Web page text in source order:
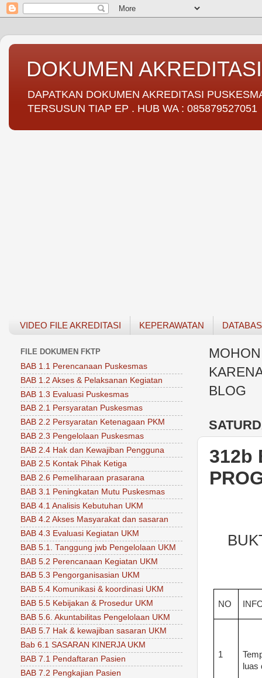
DOKUMEN
DAPATKAN DOKUMEN AKREDITASI
TERSUSUN TIAP EP . HUB WA : 085879527051
VIDEO FILE AKREDITASI KEPERAWATAN
BLOG
312b
NO
1
luas
FILE DOKUMEN FKTP
BAB 1.1 Perencanaan Puskesmas
BAB 1.2 Akses & Pelaksanan Kegiatan
BAB 1.3 Evaluasi Puskesmas
BAB 2.1 Persyaratan Puskesmas
BAB 2.2 Persyaratan Ketenagaan PKM
BAB 2.3 Pengelolaan Puskesmas
BAB 2.4 Hak dan Kewajiban Pengguna
BAB 2.5 Kontak Pihak Ketiga
BAB 2.6 Pemeliharaan prasarana
BAB 3.1 Peningkatan Mutu Puskesmas
BAB 4.1 Analisis Kebutuhan UKM
BAB 4.2 Akses Masyarakat dan sasaran
BAB 4.3 Evaluasi Kegiatan UKM
BAB 5.1. Tanggung jwb Pengelolaan UKM
BAB 5.2 Perencanaan Kegiatan UKM
BAB 5.3 Pengorganisasian UKM
BAB 5.4 Komunikasi & koordinasi UKM
BAB 5.5 Kebijakan & Prosedur UKM
BAB 5.6. Akuntabilitas Pengelolaan UKM
BAB 5.7 Hak & kewajiban sasaran UKM
Bab 6.1 SASARAN KINERJA UKM
BAB 7.1 Pendaftaran Pasien
BAB 7.2 Pengkajian Pasien